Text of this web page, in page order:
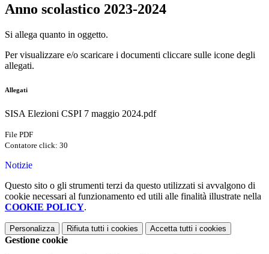
Anno scolastico 2023-2024
Si allega quanto in oggetto.
Per visualizzare e/o scaricare i documenti cliccare sulle icone degli
allegati.
Allegati
SISA Elezioni CSPI 7 maggio 2024.pdf
File PDF
Contatore click: 30
Notizie
Questo sito o gli strumenti terzi da questo utilizzati si avvalgono di
cookie necessari al funzionamento ed utili alle finalità illustrate nella
COOKIE POLICY.
Personalizza Rifiuta tutti i cookies Accetta tutti i cookies
Gestione cookie